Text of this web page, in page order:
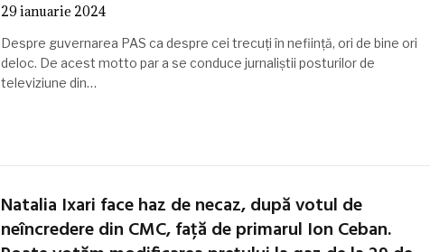
29 ianuarie 2024
Despre guvernarea PAS ca despre cei trecuți în neființă, ori de bine ori
deloc. De acest motto par a se conduce jurnaliștii posturilor de
televiziune din…
Natalia Ixari face haz de necaz, după votul de
neîncredere din CMC, față de primarul Ion Ceban.